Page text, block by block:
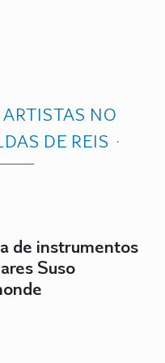
NO
DE REIS
de instrumentos
Suso